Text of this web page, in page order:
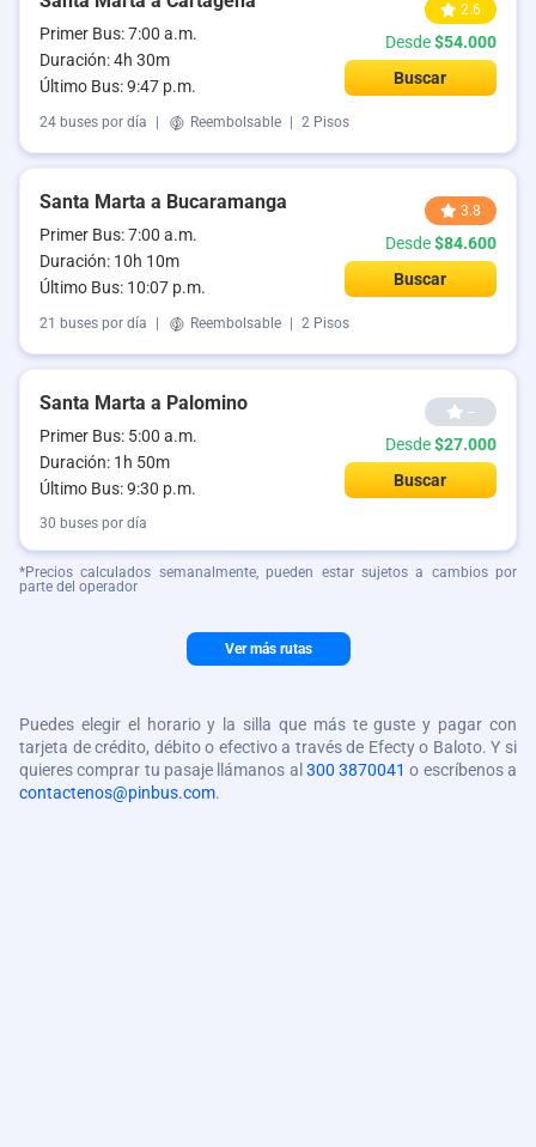
Primer Bus: 7:00 a.m.
Duración: 4h 30m
Último Bus: 9:47 p.m.
2.6
Desde$54.000
Buscar
24 buses por día Reembolsable 2 Pisos
Santa Marta a Bucaramanga
Primer Bus: 7:00 a.m.
Duración: 10h 10m
Último Bus: 10:07 p.m.
3.8
Desde$84.600
Buscar
21 buses por día Reembolsable 2 Pisos
Santa Marta a Palomino
Primer Bus: 5:00 a.m.
Duración: 1h 50m
Último Bus: 9:30 p.m.
--
Desde$27.000
Buscar
30 buses por día
*Precios calculados semanalmente, pueden estar sujetos a cambios por
parte del operador
Ver más rutas
Puedes elegir el horario y la silla que más te guste y pagar con
tarjeta de crédito, débito o efectivo a través de Efecty o Baloto. Y si
quieres comprar tu pasaje llámanos al 300 3870041 o escríbenos a
contactenos@pinbus.com.